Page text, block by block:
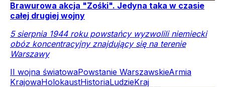
Brawurowa akcja "Zośki". Jedyna taka w czasie
całej drugiej wojny
5 sierpnia 1944 roku powstańcy wyzwolili niemiecki
obóz koncentracyjny znajdujący się na terenie
Warszawy
II wojna światowaPowstanie WarszawskieArmia
KrajowaHolokaustHistoriaLudzieKraj